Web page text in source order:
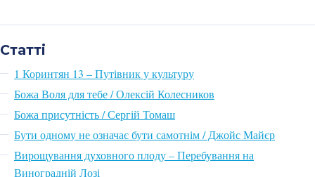
Статті
1 Коринтян 13 – Путівник у культуру
Божа Воля для тебе / Олексій Колесников
Божа присутність / Сергій Томаш
Бути одному не означає бути самотнім / Джойс Майєр
Вирощування духовного плоду – Перебування на
Виноградній Лозі